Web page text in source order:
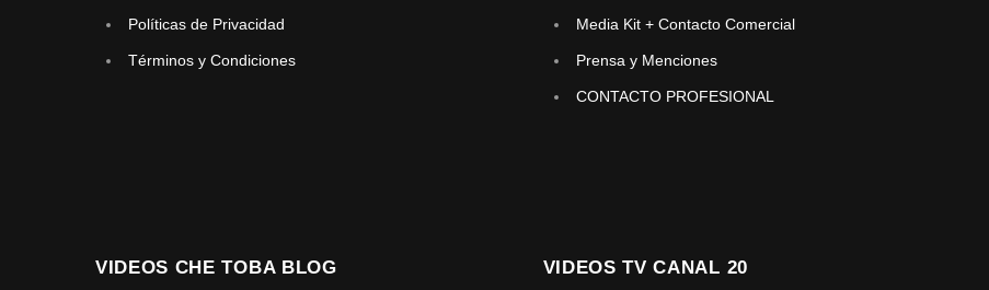
Políticas de Privacidad
Términos y Condiciones
Media Kit + Contacto Comercial
Prensa y Menciones
CONTACTO PROFESIONAL
VIDEOS CHE TOBA BLOG VIDEOS TV CANAL 20